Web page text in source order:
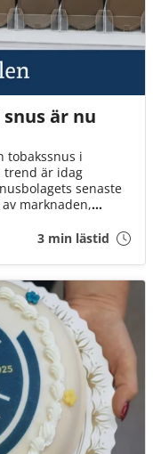
är nu
tobakssnus i
trend är idag
senaste
marknaden,
rapporten här.
3 min lästid